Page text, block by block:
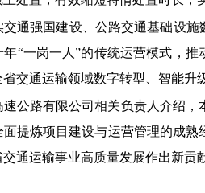
通强国建设、公路交通基础设
“一岗一人”的传统运营模式，
交通运输领域数字转型、智能升
公路有限公司相关负责人介绍
面提炼项目建设与运营管理的成
交通运输事业高质量发展作出新